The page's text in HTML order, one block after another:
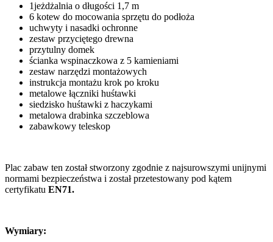
1jeżdżalnia o długości 1,7 m
6 kotew do mocowania sprzętu do podłoża
uchwyty i nasadki ochronne
zestaw przyciętego drewna
przytulny domek
ścianka wspinaczkowa z 5 kamieniami
zestaw narzędzi montażowych
instrukcja montażu krok po kroku
metalowe łączniki huśtawki
siedzisko huśtawki z haczykami
metalowa drabinka szczeblowa
zabawkowy teleskop
Plac zabaw ten został stworzony zgodnie z najsurowszymi unijnymi
normami bezpieczeństwa i został przetestowany pod kątem
certyfikatu EN71.
Wymiary: